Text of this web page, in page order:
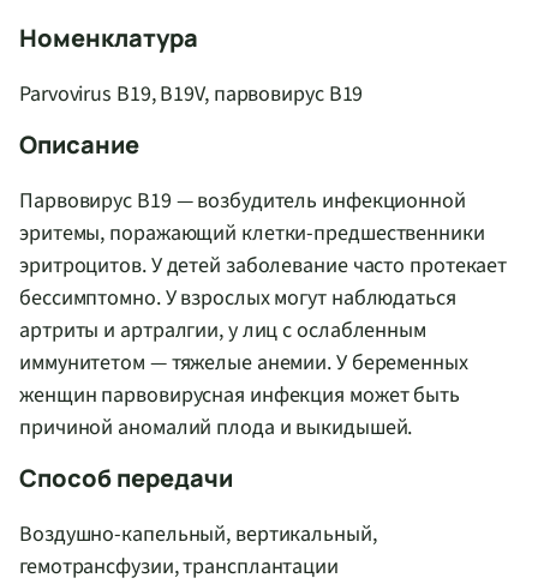
Номенклатура
Parvovirus B19, B19V, парвовирус B19
Описание
Парвовирус В19 — возбудитель инфекционной
эритемы, поражающий клетки-предшественники
эритроцитов. У детей заболевание часто протекает
бессимптомно. У взрослых могут наблюдаться
артриты и артралгии, у лиц с ослабленным
иммунитетом — тяжелые анемии. У беременных
женщин парвовирусная инфекция может быть
причиной аномалий плода и выкидышей.
Способ передачи
Воздушно-капельный, вертикальный,
гемотрансфузии, трансплантации